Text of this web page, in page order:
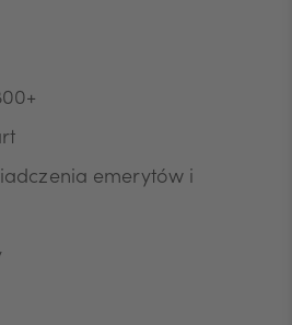
DKK
emerytów i